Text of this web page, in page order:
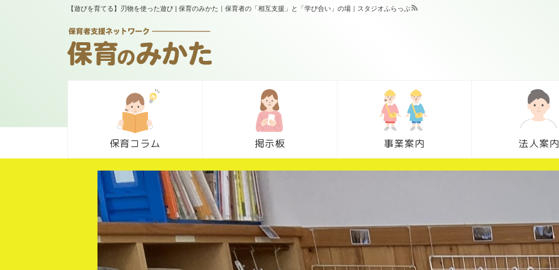
【遊びを育てる】刃物を使った遊び | 保育のみかた｜保育者の「相互支援」と「学び合い」の場｜スタジオふらっぷ
保育コラム 掲示板 事業案内 法人案内